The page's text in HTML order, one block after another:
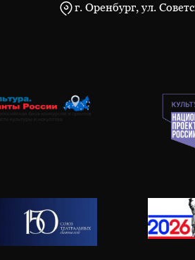
г. Оренбург, ул.